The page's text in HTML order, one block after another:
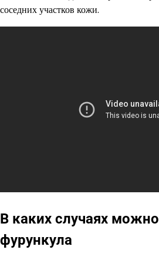
соседних участков кожи.
В каких случаях
фурункула